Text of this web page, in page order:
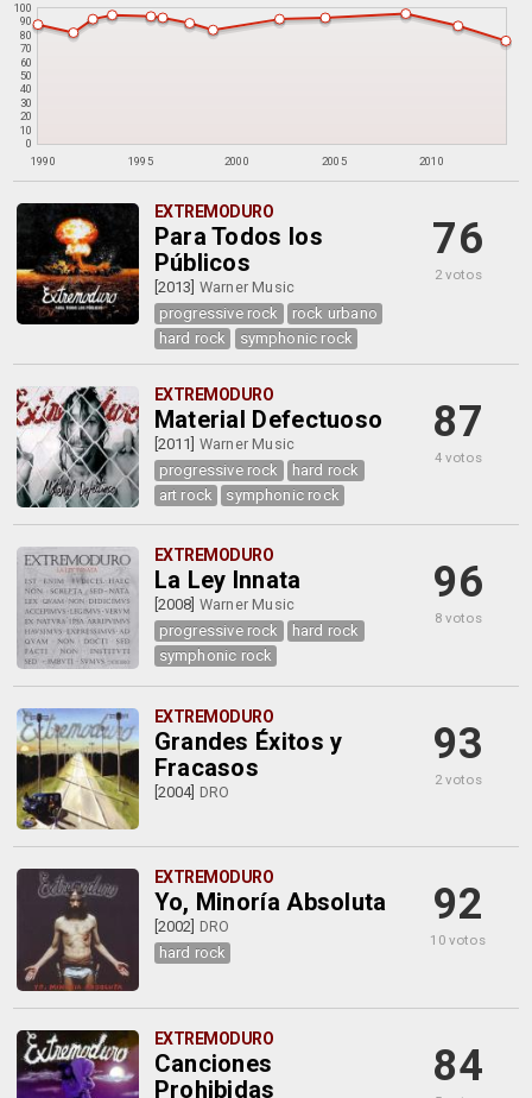
1990 1995 2000 2005 2010
0
10
20
30
40
50
60
70
80
90
100
EXTREMODURO
Para Todos los
Públicos
[2013] Warner Music
progressive rock
rock urbano
hard rock
symphonic rock
76
2 votos
EXTREMODURO
Material Defectuoso
[2011] Warner Music
progressive rock
hard rock
art rock
symphonic rock
87
4 votos
EXTREMODURO
La Ley Innata
[2008] Warner Music
progressive rock
hard rock
symphonic rock
96
8 votos
EXTREMODURO
Grandes Éxitos y
Fracasos
[2004] DRO
93
2 votos
EXTREMODURO
Yo, Minoría Absoluta
[2002] DRO
hard rock
92
10 votos
EXTREMODURO
Canciones
Prohibidas
84